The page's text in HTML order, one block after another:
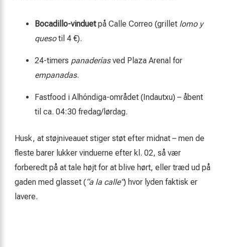
Bocadillo-vinduetpå Calle Correo (grillet lomo y
quesotil 4 €).
24-timers panaderíasved Plaza Arenal for
empanadas.
Fastfood i Alhóndiga-området (Indautxu) – åbent
til ca. 04:30 fredag/lørdag.
Husk, at støjniveauet stiger støt efter midnat – men de
fleste barer lukker vinduerne efter kl. 02, så vær
forberedt på at tale højt for at blive hørt, eller træd ud på
gaden med glasset (“a la calle”) hvor lyden faktisk er
lavere.